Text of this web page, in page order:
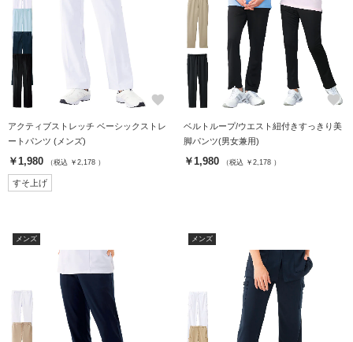
favorite
アクティブストレッチ ベーシックストレ
ートパンツ (メンズ)
￥1,980 （税込 ￥2,178 ）
すそ上げ
favorite
ベルトループ/ウエスト紐付きすっきり美
脚パンツ(男女兼用)
￥1,980 （税込 ￥2,178 ）
メンズ メンズ